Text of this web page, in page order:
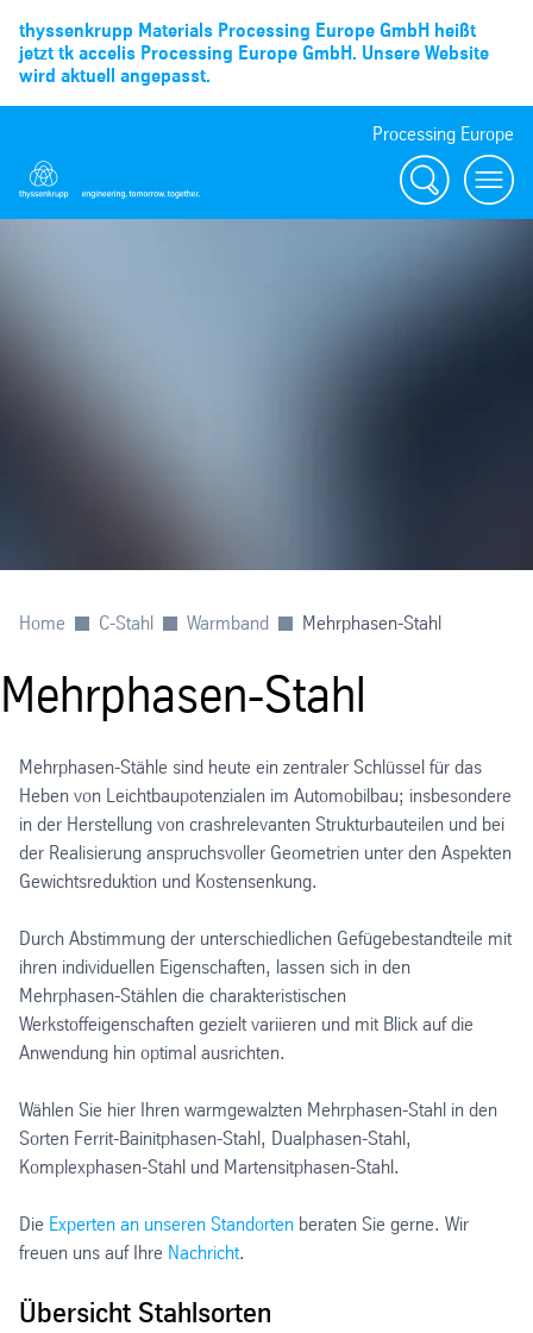
thyssenkrupp Materials Processing Europe GmbH heißt
jetzt tk accelis Processing Europe GmbH. Unsere Website
wird aktuell angepasst.
Processing Europe
Suche
menu
Home C-Stahl Warmband Mehrphasen-Stahl
Mehrphasen-Stahl
Mehrphasen-Stähle sind heute ein zentraler Schlüssel für das
Heben von Leichtbaupotenzialen im Automobilbau; insbesondere
in der Herstellung von crashrelevanten Strukturbauteilen und bei
der Realisierung anspruchsvoller Geometrien unter den Aspekten
Gewichtsreduktion und Kostensenkung.
Durch Abstimmung der unterschiedlichen Gefügebestandteile mit
ihren individuellen Eigenschaften, lassen sich in den
Mehrphasen-Stählen die charakteristischen
Werkstoffeigenschaften gezielt variieren und mit Blick auf die
Anwendung hin optimal ausrichten.
Wählen Sie hier Ihren warmgewalzten Mehrphasen-Stahl in den
Sorten Ferrit-Bainitphasen-Stahl, Dualphasen-Stahl,
Komplexphasen-Stahl und Martensitphasen-Stahl.
Die Experten an unseren Standorten beraten Sie gerne. Wir
freuen uns auf Ihre Nachricht.
Übersicht Stahlsorten